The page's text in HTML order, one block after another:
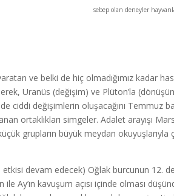
sebep olan deneyler
ve belki de hiç olmadığımız kadar
Uranüs (değişim) ve Plüton’la
ciddi değişimlerin oluşacağını Temmuz
ortaklıkları simgeler. Adalet arayışı
grupların büyük meydan okuyuşlarıyla
devam edecek) Oğlak burcunun 12.
Ay’ın kavuşum açısı içinde olması